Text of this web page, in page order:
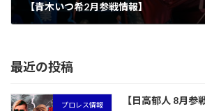
【青木いつ希2月参戦情報】
最近の投稿
プロレス情報 【日高郁人 8月参